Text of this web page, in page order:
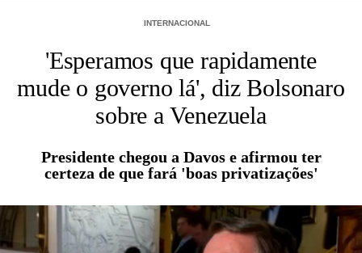
INTERNACIONAL
'Esperamos que rapidamente
mude o governo lá', diz Bolsonaro
sobre a Venezuela
Presidente chegou a Davos e afirmou ter
certeza de que fará 'boas privatizações'